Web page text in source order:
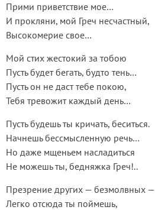
Прими приветствие мое…
И прокляни, мой Греч несчастный,
Высокомерие свое…
Мой стих жестокий за тобою
Пусть будет бегать, будто тень…
Пусть он не даст тебе покою,
Тебя тревожит каждый день…
Пусть будешь ты кричать, беситься.
Начнешь бессмысленную речь…
Но даже мщеньем насладиться
Не можешь ты, бедняжка Греч!..
Презрение других — безмолвных —
Легко отсюда ты поймешь,